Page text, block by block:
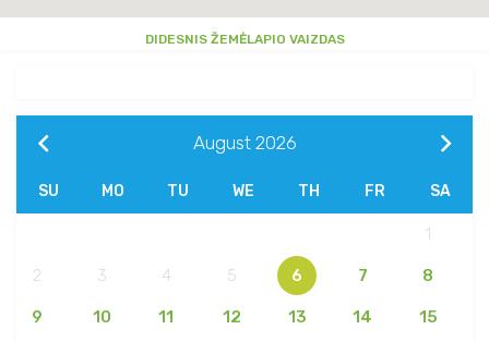
DIDESNIS ŽEMĖLAPIO VAIZDAS
August 2026
SU MO TU WE TH FR SA
1
2 3 4 5 6 7 8
9 10 11 12 13 14 15